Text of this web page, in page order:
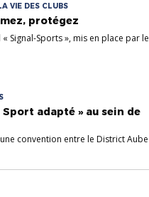
VIE DES CLUBS
protégez
Signal-Sports », mis en place par le
adapté » au sein de
convention entre le District Aube